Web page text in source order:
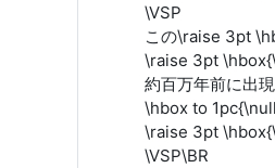
\VSP
この\raise 3pt
\raise 3pt
約百万年前に出
\hbox to
\raise 3pt
\VSP\BR